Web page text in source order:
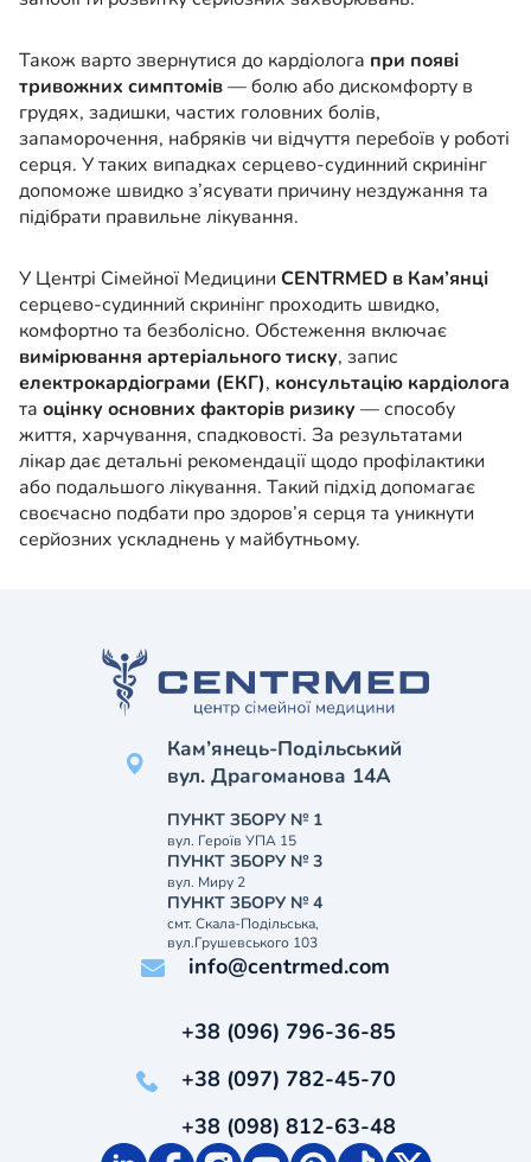
Також варто звернутися до кардіолога при появі
тривожних симптомів— болю або дискомфорту в
грудях, задишки, частих головних болів,
запаморочення, набряків чи відчуття перебоїв у роботі
серця. У таких випадках серцево-судинний скринінг
допоможе швидко з’ясувати причину нездужання та
підібрати правильне лікування.
У Центрі Сімейної Медицини CENTRMED в Кам’янці
серцево-судинний скринінг проходить швидко,
комфортно та безболісно. Обстеження включає
вимірювання артеріального тиску, запис
електрокардіограми (ЕКГ), консультацію кардіолога
та оцінку основних факторів ризику — способу
життя, харчування, спадковості. За результатами
лікар дає детальні рекомендації щодо профілактики
або подальшого лікування. Такий підхід допомагає
своєчасно подбати про здоров’я серця та уникнути
серйозних ускладнень у майбутньому.
Кам’янець-Подільський
вул. Драгоманова 14А
ПУНКТ ЗБОРУ № 1
вул. Героїв УПА 15
ПУНКТ ЗБОРУ № 3
вул. Миру 2
ПУНКТ ЗБОРУ № 4
смт. Скала-Подільська,
вул.Грушевського 103
info@centrmed.com
+38 (096) 796-36-85
+38 (097) 782-45-70
+38 (098) 812-63-48